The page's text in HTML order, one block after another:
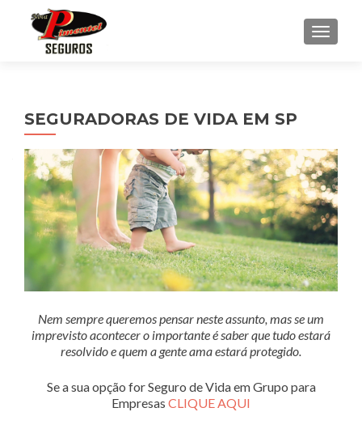
SEGURADORAS DE VIDA EM SP
Nem sempre queremos pensar neste assunto, mas se um
imprevisto acontecer o importante é saber que tudo estará
resolvido e quem a gente ama estará protegido.
Se a sua opção for Seguro de Vida em Grupo para
Empresas CLIQUE AQUI